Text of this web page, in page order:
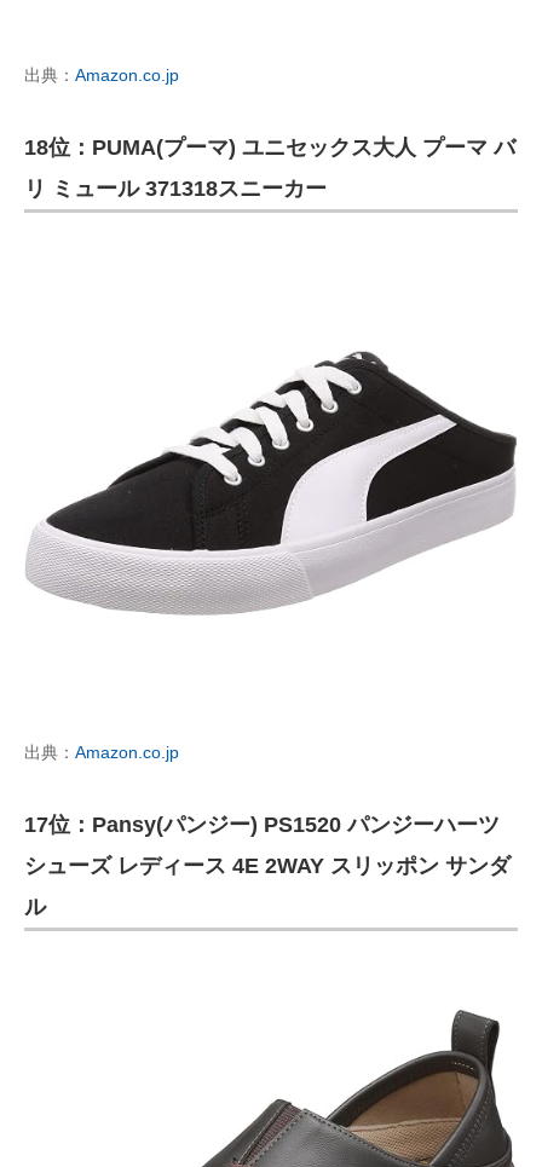
出典： Amazon.co.jp
18位：PUMA(プーマ) ユニセックス大人 プーマ バ
リ ミュール 371318スニーカー
出典： Amazon.co.jp
17位：Pansy(パンジー) PS1520 パンジーハーツ
シューズ レディース 4E 2WAY スリッポン サンダ
ル